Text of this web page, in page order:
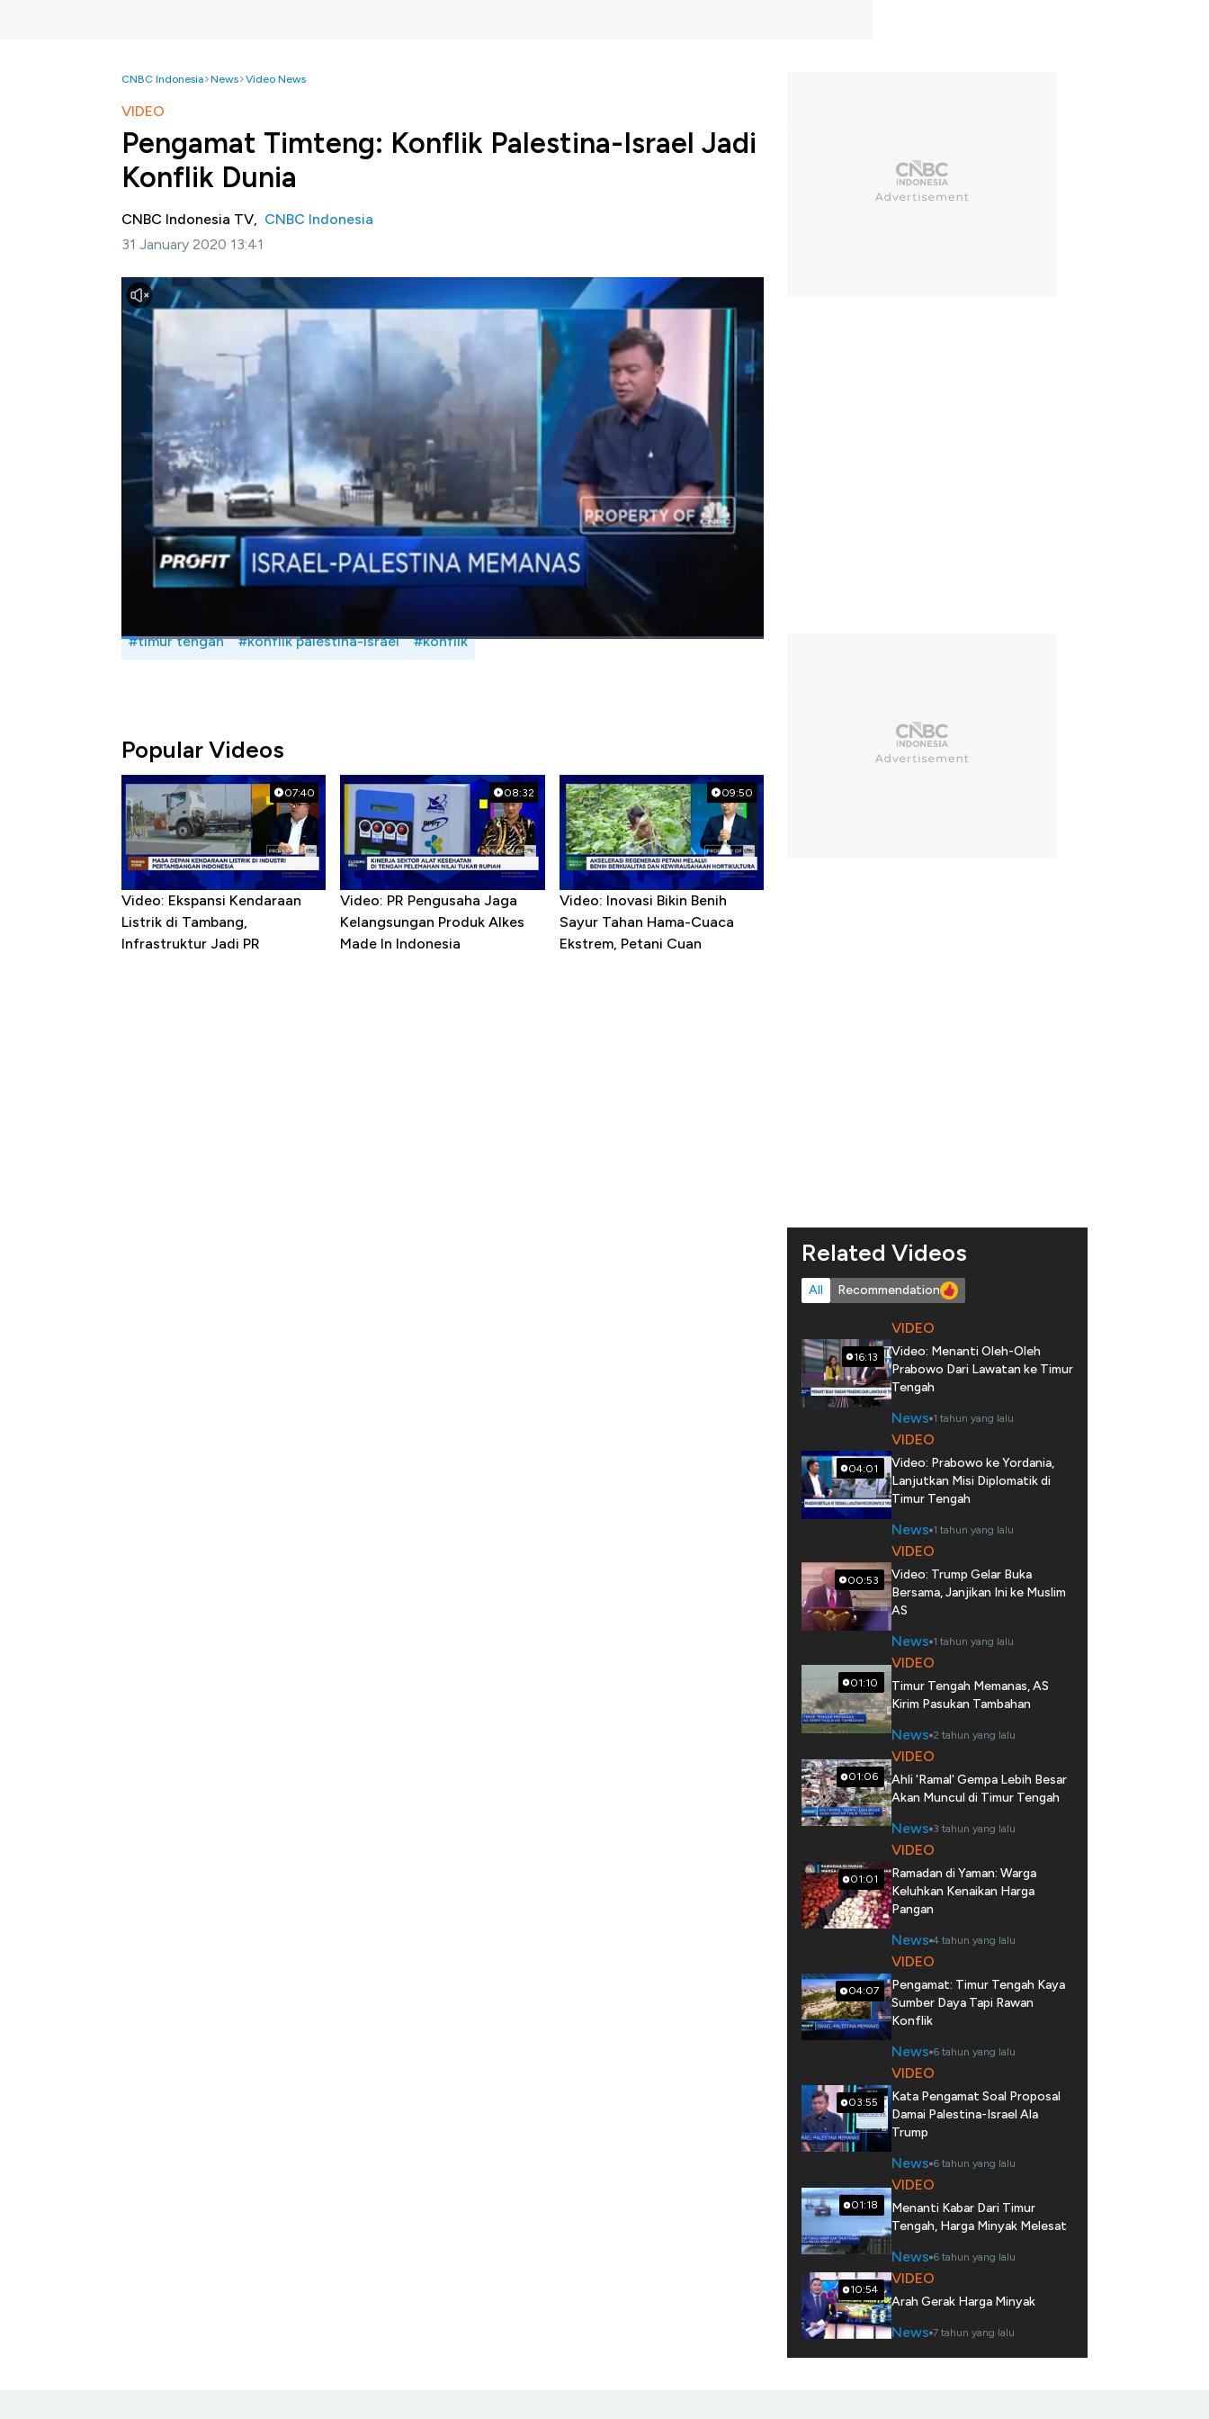
CNBC Indonesia News Video News
VIDEO
Pengamat Timteng: Konflik Palestina-Israel Jadi
Konflik Dunia
CNBC Indonesia TV, CNBC Indonesia
31 January 2020 13:41
Jakarta, CNBC Indonesia-
Konflik Palestina-Israel disebut Pengamat Politik Timur Tengah dan
Dunia Islam, Hasibullah Satrawi tidak hanya menjadi konflik bilateral, karena terkait simbol-simbol
agama yang banyak menyentuh banyak pihak sehingga dibutuhkan sensitifitas semua pihak untuk
mendorong penyelesaian konflik dengan baik melalui mediator yang mampu mengakomodir
kepentingan semua pihak.
Selain itu Hasibullah juga menilai posisi Indonesia terhadap konflik ini telah sesuai dengan
konstitusional RI bahwa RI mendukung ketertiban dunia. Lalu seperti apa pengamat melihat konflik
ini? Selengkapnya saksikan dialog Muhammad Gibran dengan Pengamat Politik Timur Tengah dan
Dunia Islam, Hasibullah Satrawi dalam Profit, CNBC Indonesia (Jum'at, 31/01/2020)
Bagikan:
#timur tengah #konflik palestina-israel #konflik
Popular Videos
07:40
Video: Ekspansi Kendaraan
Listrik di Tambang,
Infrastruktur Jadi PR
08:32
Video: PR Pengusaha Jaga
Kelangsungan Produk Alkes
Made In Indonesia
09:50
Video: Inovasi Bikin Benih
Sayur Tahan Hama-Cuaca
Ekstrem, Petani Cuan
Related Videos
All Recommendation
16:13
VIDEO
Video: Menanti Oleh-Oleh
Prabowo Dari Lawatan ke Timur
Tengah
News 1 tahun yang lalu
04:01
VIDEO
Video: Prabowo ke Yordania,
Lanjutkan Misi Diplomatik di
Timur Tengah
News 1 tahun yang lalu
00:53
VIDEO
Video: Trump Gelar Buka
Bersama, Janjikan Ini ke Muslim
AS
News 1 tahun yang lalu
01:10
VIDEO
Timur Tengah Memanas, AS
Kirim Pasukan Tambahan
News 2 tahun yang lalu
01:06
VIDEO
Ahli 'Ramal' Gempa Lebih Besar
Akan Muncul di Timur Tengah
News 3 tahun yang lalu
01:01
VIDEO
Ramadan di Yaman: Warga
Keluhkan Kenaikan Harga
Pangan
News 4 tahun yang lalu
04:07
VIDEO
Pengamat: Timur Tengah Kaya
Sumber Daya Tapi Rawan
Konflik
News 6 tahun yang lalu
03:55
VIDEO
Kata Pengamat Soal Proposal
Damai Palestina-Israel Ala
Trump
News 6 tahun yang lalu
01:18
VIDEO
Menanti Kabar Dari Timur
Tengah, Harga Minyak Melesat
News 6 tahun yang lalu
10:54
VIDEO
Arah Gerak Harga Minyak
News 7 tahun yang lalu